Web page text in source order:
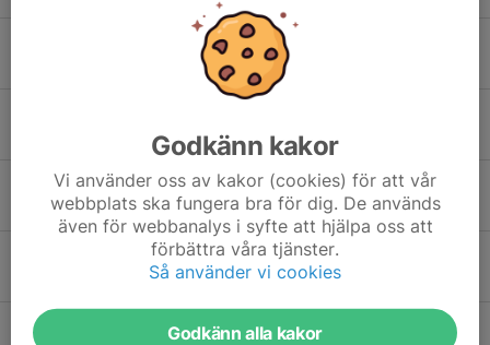
Info Poolspel i Hög!
3 jun, 17:30 0
Anmälan till Hudik Cup och poolspel!
2 jun, 09:31 0
Tränings info!
24 maj, 20:39 0
Inställd träning idag onsdag!
Godkänn kakor
Vi använder oss av kakor (cookies) för att vår
webbplats ska fungera bra för dig. De används
även för webbanalys i syfte att hjälpa oss att
förbättra våra tjänster.
Så använder vi cookies
Godkänn alla kakor